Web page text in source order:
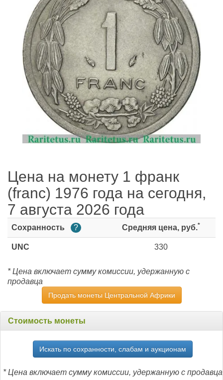
Цена на монету 1 франк
(franc) 1976 года на сегодня,
7 августа 2026 года
Сохранность ? Средняя цена, руб.*
UNC 330
* Цена включает сумму комиссии, удержанную с
продавца
Продать монеты Центральной Африки
Стоимость монеты
Искать по сохранности, слабам и аукционам
* Цена включает сумму комиссии, удержанную с продавца